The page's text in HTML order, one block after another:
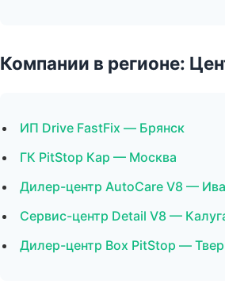
Компании в регионе:
ИП Drive FastFix — Брянск
ГК PitStop Кар — Москва
Дилер-центр AutoCare V8 —
Сервис-центр Detail V8 —
Дилер-центр Box PitStop —